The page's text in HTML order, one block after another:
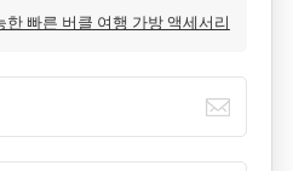
한 빠른 버클 여행 가방 액세서리